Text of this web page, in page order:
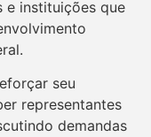
e instituições que
seu
representantes
demandas